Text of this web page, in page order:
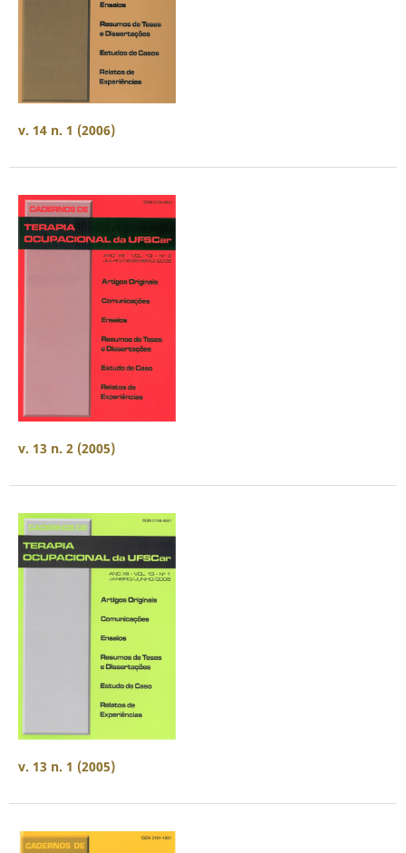
v. 14 n. 1 (2006)
v. 13 n. 2 (2005)
v. 13 n. 1 (2005)